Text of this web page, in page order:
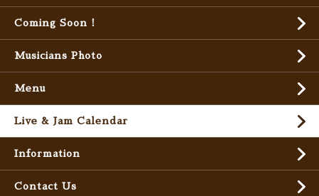
Coming Soon !
Musicians Photo
Menu
Live & Jam Calendar
Information
Contact Us